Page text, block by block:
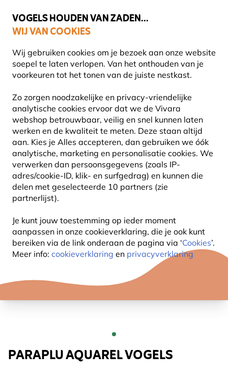
VOGELS HOUDEN VAN ZADEN...
WIJ VAN COOKIES
Wij gebruiken cookies om je bezoek aan onze website
soepel te laten verlopen. Van het onthouden van je
voorkeuren tot het tonen van de juiste nestkast.
Zo zorgen noodzakelijke en privacy-vriendelijke
analytische cookies ervoor dat we de Vivara
webshop betrouwbaar, veilig en snel kunnen laten
werken en de kwaliteit te meten. Deze staan altijd
aan. Kies je Alles accepteren, dan gebruiken we óók
analytische, marketing en personalisatie cookies. We
verwerken dan persoonsgegevens (zoals IP-
adres/cookie-ID, klik- en surfgedrag) en kunnen die
delen met geselecteerde 10 partners (zie
partnerlijst).
Je kunt jouw toestemming op ieder moment
aanpassen in onze cookieverklaring, die je ook kunt
bereiken via de link onderaan de pagina via ‘Cookies’.
Meer info: cookieverklaring en privacyverklaring
Uitstekend beoordeeld door klanten in 11 landen
Gratis thuisbezorgd bij orders vanaf €59
PARAPLU AQUAREL VOGELS